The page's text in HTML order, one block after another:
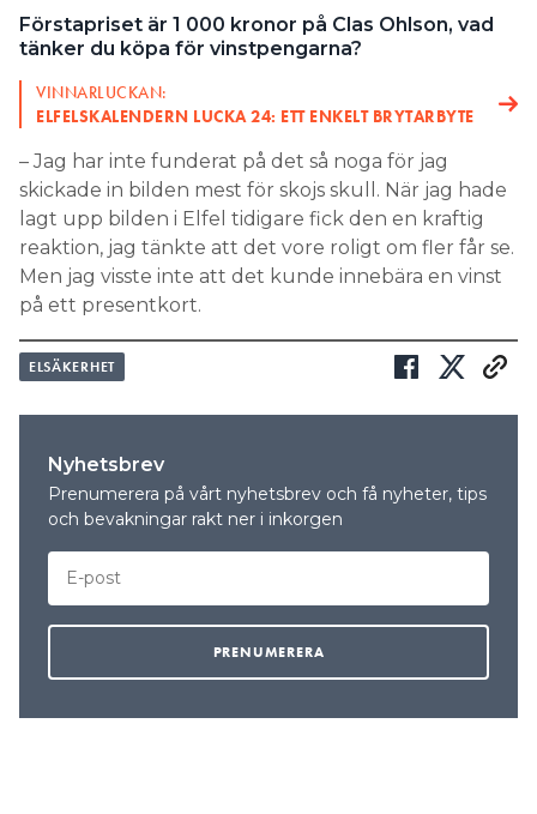
Förstapriset är 1 000 kronor på Clas Ohlson, vad
tänker du köpa för vinstpengarna?
VINNARLUCKAN:
ELFELSKALENDERN LUCKA 24: ETT ENKELT BRYTARBYTE
– Jag har inte funderat på det så noga för jag
skickade in bilden mest för skojs skull. När jag hade
lagt upp bilden i Elfel tidigare fick den en kraftig
reaktion, jag tänkte att det vore roligt om fler får se.
Men jag visste inte att det kunde innebära en vinst
på ett presentkort.
ELSÄKERHET
Nyhetsbrev
Prenumerera på vårt nyhetsbrev och få nyheter, tips
och bevakningar rakt ner i inkorgen